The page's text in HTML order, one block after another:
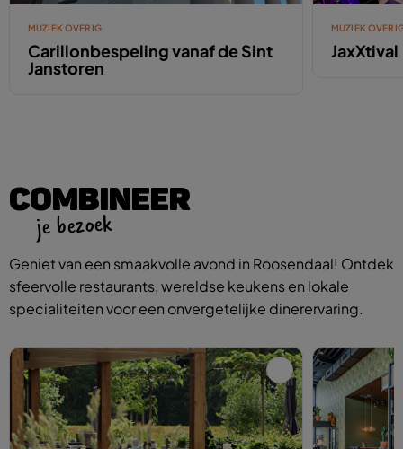
MUZIEK OVERIG
Carillonbespeling vanaf de Sint
Janstoren
MUZIEK
JaxXtival
COMBINEER
je bezoek
Geniet van een smaakvolle avond in Roosendaal! Ontdek
sfeervolle restaurants, wereldse keukens en lokale
specialiteiten voor een onvergetelijke dinerervaring.